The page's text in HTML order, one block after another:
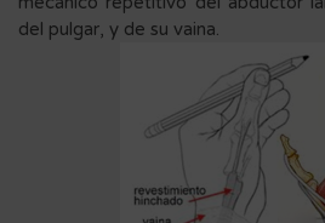
del pulgar, y de su vaina.